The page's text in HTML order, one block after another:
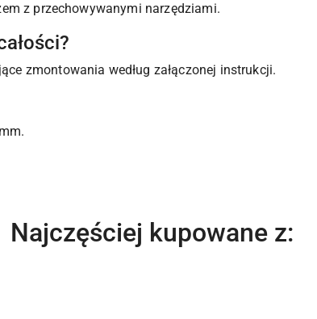
z przechowywanymi narzędziami.
zmontowania według załączonej instrukcji.
Produkty
Najczęściej kupowane z: